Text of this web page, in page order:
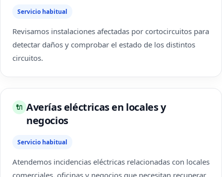
Servicio habitual
Revisamos instalaciones afectadas por cortocircuitos para
detectar daños y comprobar el estado de los distintos
circuitos.
🔌 Averías eléctricas en locales y
negocios
Servicio habitual
Atendemos incidencias eléctricas relacionadas con locales
comerciales, oficinas y negocios que necesitan recuperar